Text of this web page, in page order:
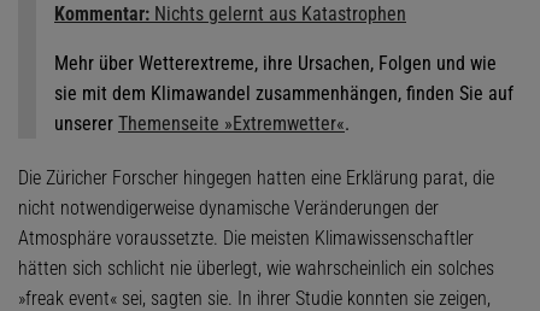
Kommentar: Nichts gelernt aus Katastrophen
Mehr über Wetterextreme, ihre Ursachen, Folgen und wie
sie mit dem Klimawandel zusammenhängen, finden Sie auf
unserer Themenseite »Extremwetter«.
Die Züricher Forscher hingegen hatten eine Erklärung parat, die
nicht notwendigerweise dynamische Veränderungen der
Atmosphäre voraussetzte. Die meisten Klimawissenschaftler
hätten sich schlicht nie überlegt, wie wahrscheinlich ein solches
»freak event« sei, sagten sie. In ihrer Studie konnten sie zeigen,